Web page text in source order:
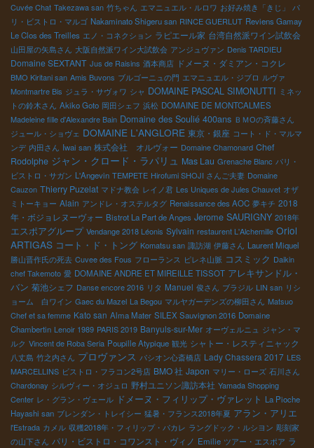
Cuvée Chat Takezawa san 竹ちゃん エマニュエル・ルロワ お好み焼き「きじ」
パ
リ・ビストロ・マルゴ Nakaminato Shigeru san RINCE GUERLUT Reviens Gamay
Le Clos des Treilles エノ・コネクション ラピエール家 台湾自然派ワイン試飲会
山田屋の矢島さん 大阪自然派ワイン大試飲会 アンジュヴァン Denis TARDIEU
Domaine SEXTANT Jus de Raisins 酒本商店 ドメーヌ・ダミアン・コクレ
BMO Kiritani san Amis Buvons ブルゴーニュの門 エマニュエル・ジブロ ルヴァ
Montmartre Bis ジュラ・サヴォワ シャ DOMAINE PASCAL SIMONUTTI ミネッ
トの鈴木さん Akiko Goto 岡田シェフ 浜松 DOMAINE DE MONTCALMES
Madeleine fille d'Alexandre Bain Domaine des Soulié 400ans ＢＭОの斉藤さん
ジュール・ショヴェ DOMAINE L'ANGLORE 東京・銀座 コート・ド・マルマ
ンデ 内田さん Iwai san 株式会社 オルヴォー Domaine Chamonard Chef
Rodolphe ジャン・クロード・ラパリュ Mas Lau Grenache Blanc パリ・
ビストロ・サガン L'Angevin TEMPETE Hirofumi SHOJI さんご夫妻 Domaine
Cauzon Thierry Puzelat マドナ教会 レイノ君 Les Uniques de Jules Chauvet オザ
ミトーキョー Alain アンドレ・オステルタグ Renaissance des AOC 夢キチ 2018
年・ボジョレヌーヴォー Bistrot La Part de Anges Jerome SAURIGNY 2018年
エスポアグループ Vendange 2018 Léonis Sylvain restaurent L'Alchemille Oriol
ARTIGAS コート・ド・トング Komatsu san 諏訪湖 伊藤さん Laurent Miquel
勝山晋作氏の死去 Cuvee des Fous フローランス ピレネ山脈 コスミック Daikin
chef Takemoto 愛 DOMAINE ANDRE ET MIREILLE TISSOT アレキサンドル・
バン 菊池シェフ Danse encore 2016 リタ Manuel 俊さん ブラジル LIN san リシ
ョーム 白ワイン Gaec du Mazel La Begou マルヤガーデンズの柳田さん Matsuo
Chef et sa femme Kato san Alma Mater SILEX Sauvignon 2016 Domaine
Chambertin Lenoir 1989 PARIS 2019 Banyuls-sur-Mer オーヴェルニュ ジャン・マ
ルク Vincent de Roba Seria Poupille Atypique 観光 シャトー・レスティニャック
八丈島 竹之内さん プロヴァンス パシオン心斎橋店 Lady Chassera 2017 LES
MARCELLINS ビストロ・フラコン2号店 BMO 社 Japon マリー・ローズ 石川さん
Chardonay シルヴィー・オジュロ 野村ユニソン諏訪本社 Yamada Shopping
Center レ・グラン・ヴェール ドメーヌ・フィリップ・ヴァレット La Pioche
Hayashi san ブレンダン・トレイシー 猛暑・フランス2018年夏 アラン・アリエ
l'Estrada カメル 収穫2018年・フィリップ・パカレ ラングドック・ルシヨン 彫刻家
の山下さん パリ・ビストロ・コワンスト・ヴィノ Emilie ツアー・エスポア ラ